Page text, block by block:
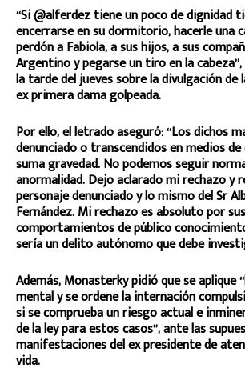
“Si @alferdez tiene un poco de dignidad
encerrarse en su dormitorio, hacerle una
perdón a Fabiola, a sus hijos, a sus
Argentino y pegarse un tiro en la cabeza”,
la tarde del jueves sobre la divulgación de
ex primera dama golpeada.
Por ello, el letrado aseguró: “Los dichos
denunciado o transcendidos en medios
suma gravedad. No podemos seguir
anormalidad. Dejo aclarado mi rechazo y
personaje denunciado y lo mismo del Sr
Fernández. Mi rechazo es absoluto por sus
comportamientos de público
sería un delito autónomo que debe
Además, Monasterky pidió que se aplique
mental y se ordene la internación
si se comprueba un riesgo actual e
de la ley para estos casos”, ante las
manifestaciones del ex presidente de
vida.